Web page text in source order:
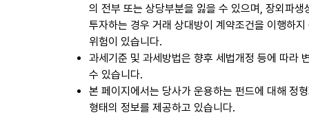
의 전부 또는 상당부분을 잃을 수 있으며, 장외파생
투자하는 경우 거래 상대방이 계약조건을 이행하지
위험이 있습니다.
과세기준 및 과세방법은 향후 세법개정 등에 따라
수 있습니다.
본 페이지에서는 당사가 운용하는 펀드에 대해 정
형태의 정보를 제공하고 있습니다.